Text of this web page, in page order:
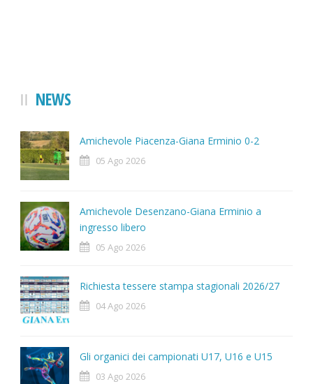
NEWS
Amichevole Piacenza-Giana Erminio 0-2
05 Ago 2026
Amichevole Desenzano-Giana Erminio a
ingresso libero
05 Ago 2026
Richiesta tessere stampa stagionali 2026/27
04 Ago 2026
Gli organici dei campionati U17, U16 e U15
03 Ago 2026